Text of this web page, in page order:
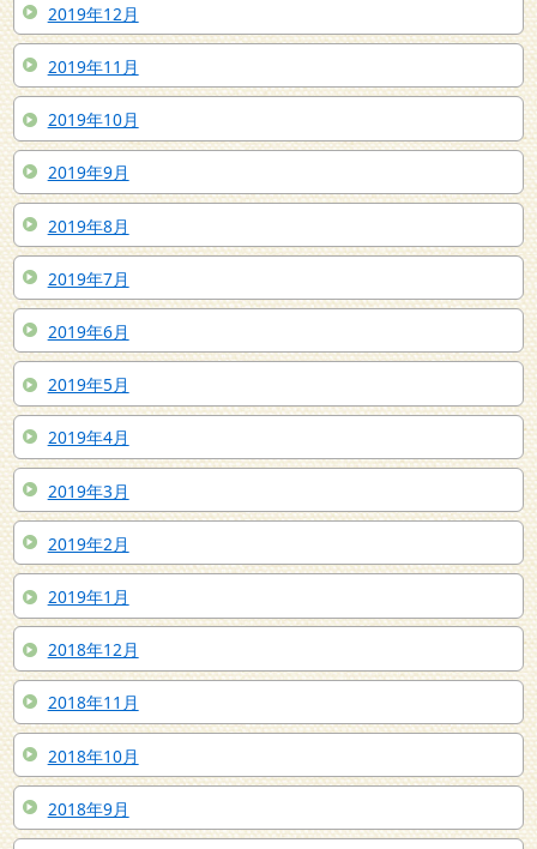
2019年12月
2019年11月
2019年10月
2019年9月
2019年8月
2019年7月
2019年6月
2019年5月
2019年4月
2019年3月
2019年2月
2019年1月
2018年12月
2018年11月
2018年10月
2018年9月